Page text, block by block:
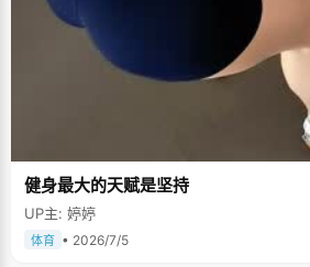
健身最大的天赋是坚持
UP主: 婷婷
体育 • 2026/7/5